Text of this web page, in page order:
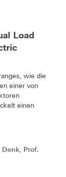
Load
wie die
einer von
einen
Denk, Prof.